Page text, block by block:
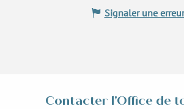
Signaler une erreur
Contacter l'Office de